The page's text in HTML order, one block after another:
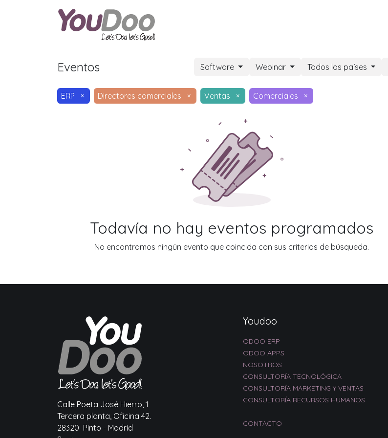
Eventos Software Webinar Todos los países
ERP × Directores comerciales × Ventas × Comerciales ×
Todavía no hay eventos programados
No encontramos ningún evento que coincida con sus criterios de búsqueda.
Calle Poeta José Hierro, 1
Tercera planta, Oficina 42.
28320 Pinto - Madrid
Youdoo
ODOO ERP
ODOO APPS
NOSOTROS
CONSULTORÍA TECNOLÓGICA
CONSULTORÍA MARKETING Y VENTAS
CONSULTORÍA RECURSOS HUMANOS
CONTACTO